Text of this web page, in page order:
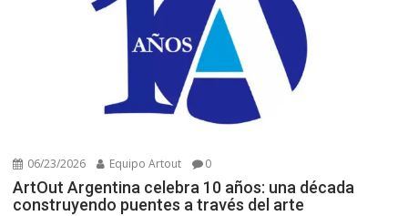
06/23/2026 Equipo Artout 0
ArtOut Argentina celebra 10 años: una década
construyendo puentes a través del arte